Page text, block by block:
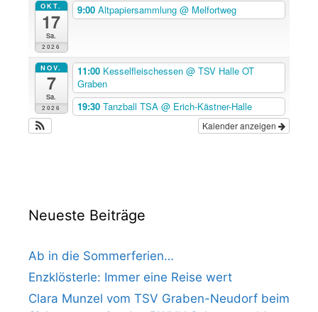
OKT.
17
Sa.
2026
9:00 Altpapiersammlung @ Melfortweg
NOV.
7
Sa.
2026
11:00 Kesselfleischessen @ TSV Halle OT
Graben
19:30 Tanzball TSA @ Erich-Kästner-Halle
Kalender anzeigen
Neueste Beiträge
Ab in die Sommerferien…
Enzklösterle: Immer eine Reise wert
Clara Munzel vom TSV Graben-Neudorf beim